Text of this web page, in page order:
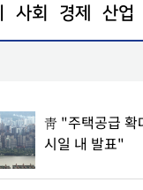
사회 경제 산업
靑 "주택공급 확
시일 내 발표"